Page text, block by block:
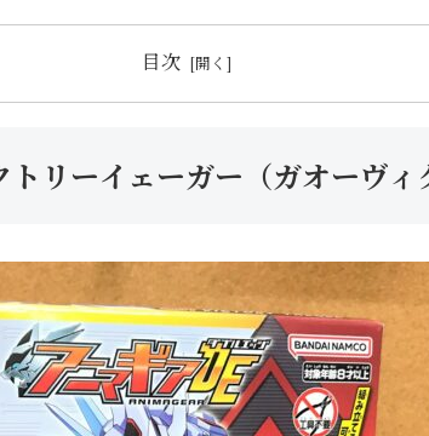
目次
リーイェーガー（ガオーヴィ